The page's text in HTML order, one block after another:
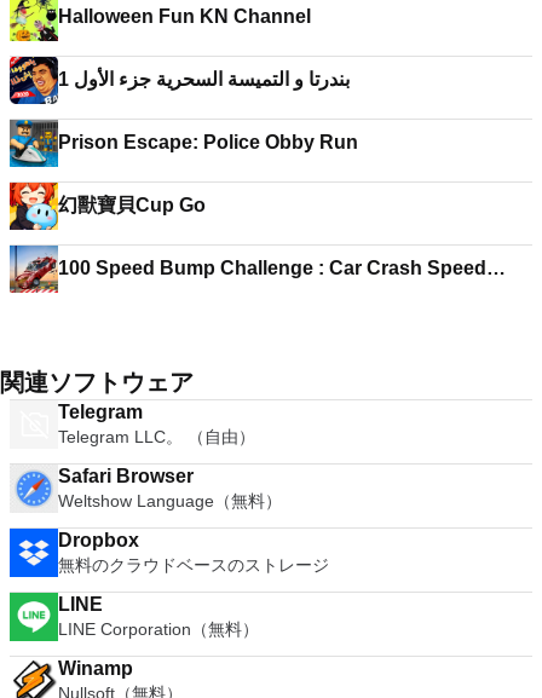
Halloween Fun KN Channel
بندرتا و التميسة السحرية جزء الأول 1
Prison Escape: Police Obby Run
幻獸寶貝Cup Go
100 Speed Bump Challenge : Car Crash Speed
関連ソフトウェア
Telegram
Telegram LLC。 （自由）
Safari Browser
Weltshow Language（無料）
Dropbox
無料のクラウドベースのストレージ
LINE
LINE Corporation（無料）
Winamp
Nullsoft（無料）